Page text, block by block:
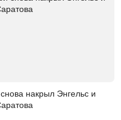
накрыл Энгельс и